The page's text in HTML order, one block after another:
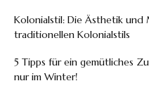
Kolonialstil: Die Ästhetik und
traditionellen Kolonialstils
5 Tipps für ein gemütliches
nur im Winter!